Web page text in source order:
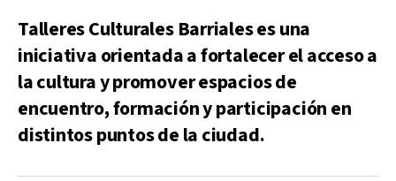
Talleres Culturales Barriales es una
iniciativa orientada a fortalecer el acceso a
la cultura y promover espacios de
encuentro, formación y participación en
distintos puntos de la ciudad.